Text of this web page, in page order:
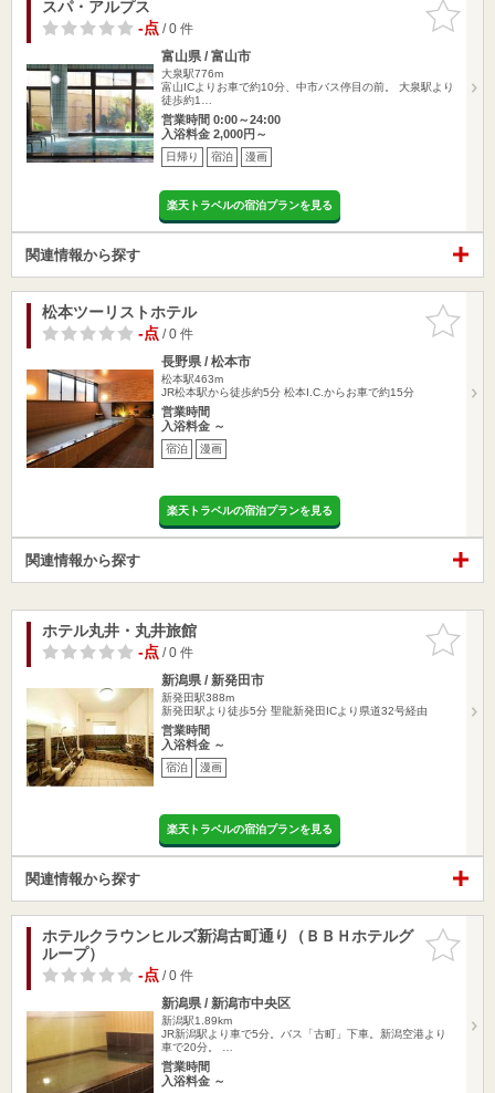
お気に入
りに追加
スパ・アルプス
-点/ 0 件
富山県 / 富山市
大泉駅776m
富山ICよりお車で約10分、中市バス停目の前。 大泉駅より
徒歩約1…
営業時間 0:00～24:00
入浴料金 2,000円～
日帰り 宿泊 漫画
楽天トラベルの宿泊プランを見る
関連情報から探す
お気に入
りに追加
松本ツーリストホテル
-点/ 0 件
長野県 / 松本市
松本駅463m
JR松本駅から徒歩約5分 松本I.C.からお車で約15分
営業時間
入浴料金 ～
宿泊 漫画
楽天トラベルの宿泊プランを見る
関連情報から探す
お気に入
りに追加
ホテル丸井・丸井旅館
-点/ 0 件
新潟県 / 新発田市
新発田駅388m
新発田駅より徒歩5分 聖龍新発田ICより県道32号経由
営業時間
入浴料金 ～
宿泊 漫画
楽天トラベルの宿泊プランを見る
関連情報から探す
お気に入
りに追加
ホテルクラウンヒルズ新潟古町通り（ＢＢＨホテルグ
ループ）
-点/ 0 件
新潟県 / 新潟市中央区
新潟駅1.89km
JR新潟駅より車で5分。バス「古町」下車。新潟空港より
車で20分。 …
営業時間
入浴料金 ～